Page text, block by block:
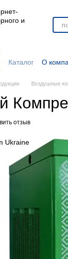
Каталог О
Воздушные
отзыв